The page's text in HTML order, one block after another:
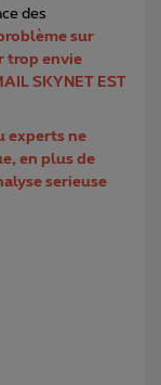
des
sur
trop envie
SKYNET EST
experts ne
en plus de
serieuse